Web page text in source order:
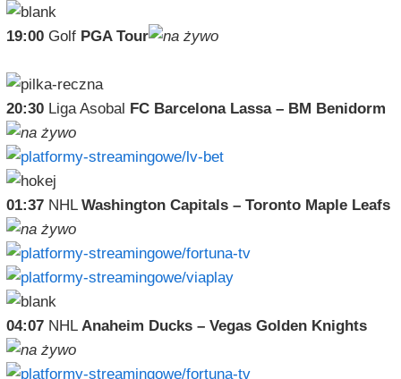
19:00Golf PGA Tour
20:30Liga Asobal FC Barcelona Lassa – BM Benidorm
01:37NHL Washington Capitals – Toronto Maple Leafs
04:07NHL Anaheim Ducks – Vegas Golden Knights